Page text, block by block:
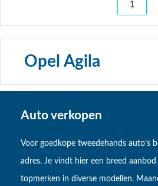
1
Opel Agila
Auto verkopen
Voor goedkope tweedehands auto’s
adres. Je vindt hier een breed
topmerken in diverse modellen.